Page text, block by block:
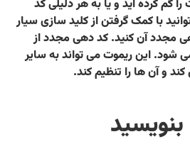
گم کرده اید و یا به هر دلیلی کد
با کمک گرفتن از کلید سازی سیار
مجدد آن کنید. کد دهی مجدد از
شود. این ریموت می تواند به سایر
و آن ها را تنظیم کند.